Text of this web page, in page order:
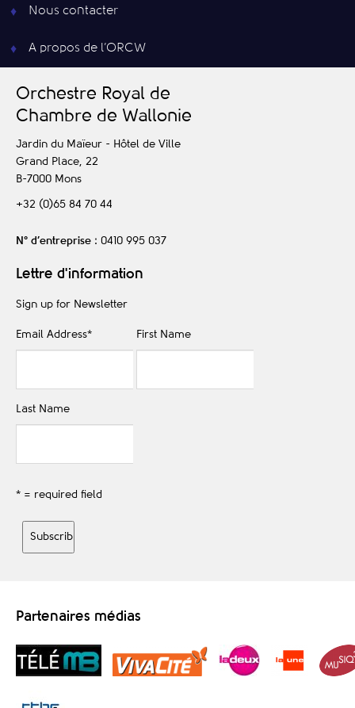
Nous contacter
A propos de l’ORCW
Orchestre Royal de
Chambre de Wallonie
Jardin du Maïeur - Hôtel de Ville
Grand Place, 22
B-7000 Mons
+32 (0)65 84 70 44
N° d’entreprise : 0410 995 037
Lettre d'information
Sign up for Newsletter
Email Address* First Name
Last Name
* = required field
Partenaires médias